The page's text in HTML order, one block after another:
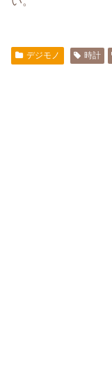
デジモノ 時計